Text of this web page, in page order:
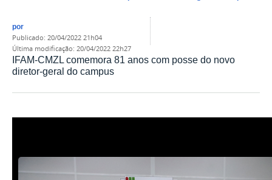
por
publicado: 20/04/2022 21h04
última modificação: 20/04/2022 22h27
IFAM-CMZL comemora 81 anos com posse do novo
diretor-geral do campus